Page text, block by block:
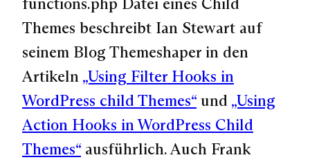
Themes beschreibt Ian Stewart auf
seinem Blog Themeshaper in den
Artikeln „Using Filter Hooks in
WordPress child Themes“ und „Using
Action Hooks in WordPress Child
Themes“ ausführlich. Auch Frank